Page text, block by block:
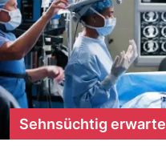
Sehnsüchtig